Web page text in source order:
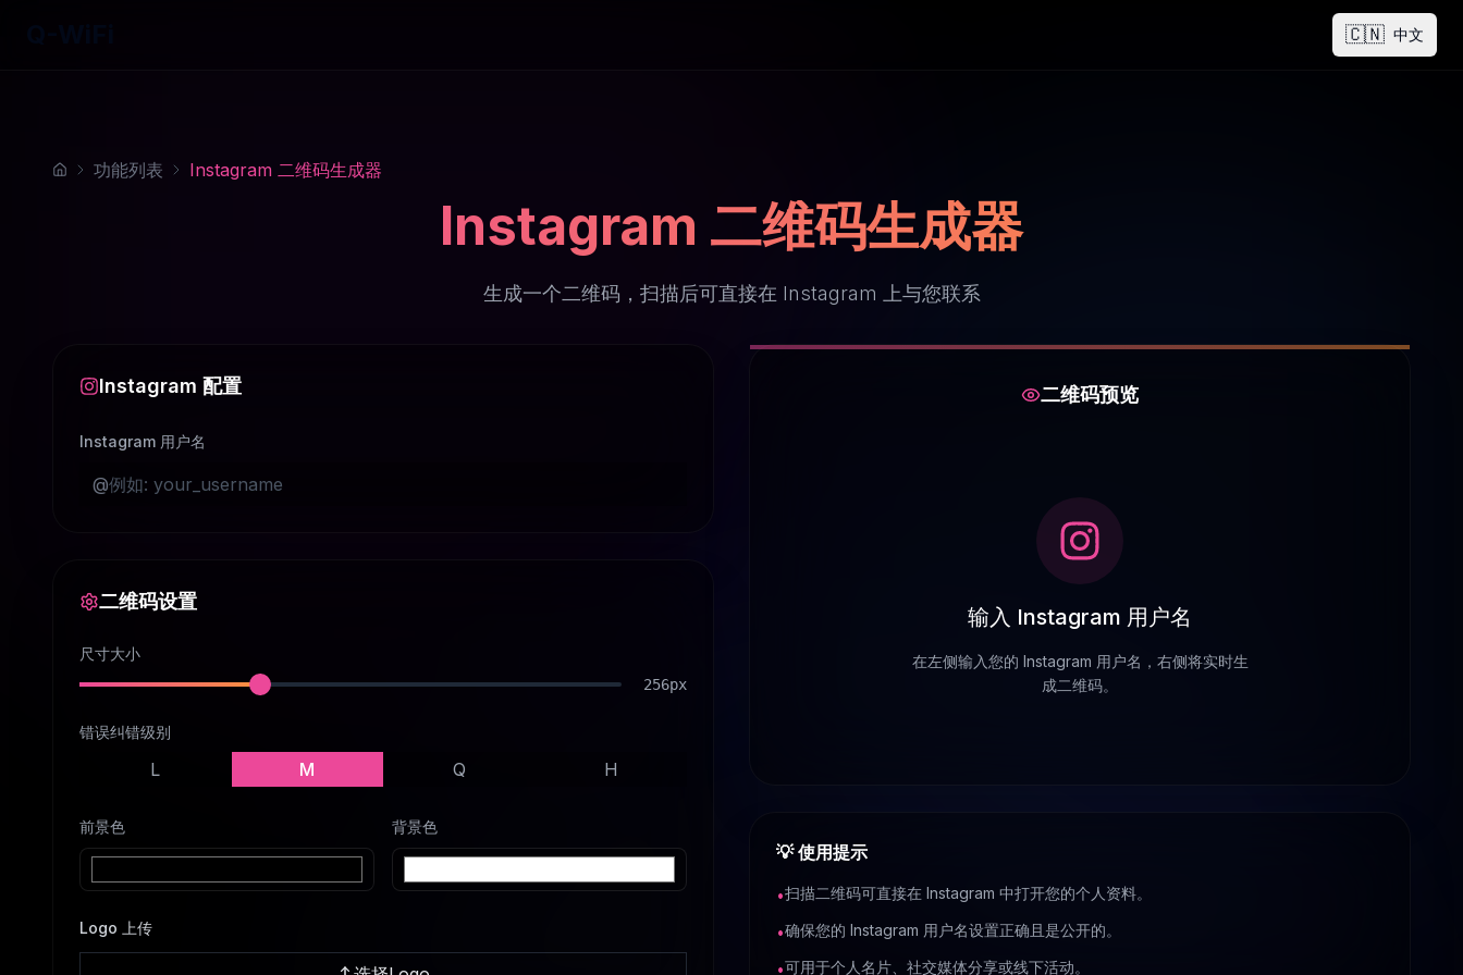
🇨🇳 中文
功能列表 Instagram 二维码生成器
Instagram 二维码生成器
生成一个二维码，扫描后可直接在 Instagram 上与您联系
Instagram 配置
Instagram 用户名
@
二维码设置
尺寸大小
256px
错误纠错级别
L M Q H
前景色 背景色
Logo 上传
二维码预览
输入 Instagram 用户名
在左侧输入您的 Instagram 用户名，右侧将实时生
成二维码。
💡使用提示
•扫描二维码可直接在 Instagram 中打开您的个人资料。
•确保您的 Instagram 用户名设置正确且是公开的。
•可用于个人名片、社交媒体分享或线下活动。